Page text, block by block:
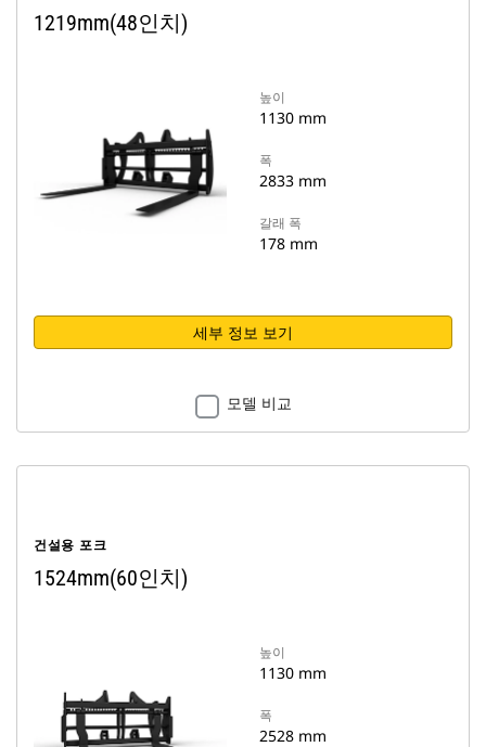
1219mm(48인치)
높이
1130 mm
폭
2833 mm
갈래 폭
178 mm
세부 정보 보기
모델 비교
건설용 포크
1524mm(60인치)
높이
1130 mm
폭
2528 mm